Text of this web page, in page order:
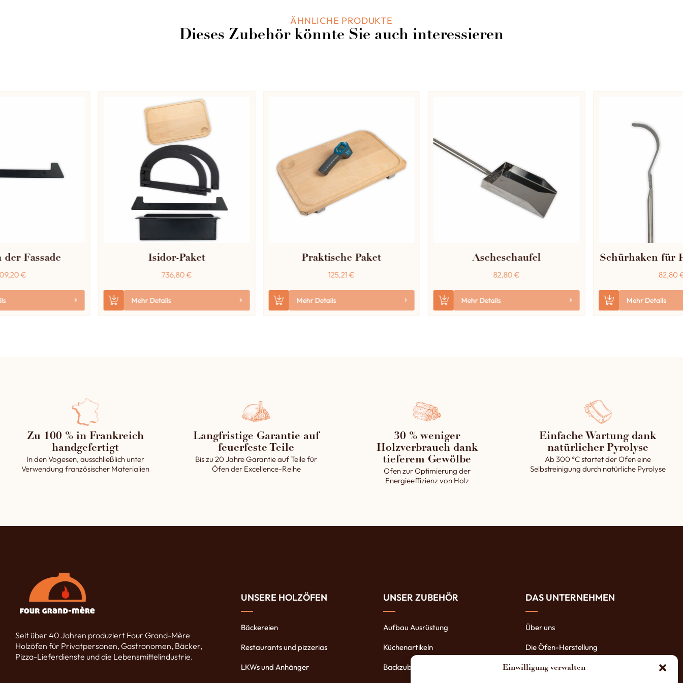
Einwilligung verwalten
Leider entsprechen keine Rezensionen deiner aktuellen Auswahl
ÄHNLICHE PRODUKTE
Dieses Zubehör könnte Sie auch interessieren
der Fassade
€
Isidor-Paket
736,80€
Mehr Details
Praktische Paket
125,21€
Mehr Details
Ascheschaufel
82,80€
Mehr Details
Schürhaken für
82,80
Mehr Details
Zu 100 % in Frankreich
handgefertigt
In den Vogesen, ausschließlich unter
Verwendung französischer Materialien
Langfristige Garantie auf
feuerfeste Teile
Bis zu 20 Jahre Garantie auf Teile für
Öfen der Excellence-Reihe
30 % weniger
Holzverbrauch dank
tieferem Gewölbe
Ofen zur Optimierung der
Energieeffizienz von Holz
Einfache Wartung dank
natürlicher Pyrolyse
Ab 300 °C startet der Ofen eine
Selbstreinigung durch natürliche Pyrolyse
Seit über 40 Jahren produziert Four Grand-Mère
Holzöfen für Privatpersonen, Gastronomen, Bäcker,
Pizza-Lieferdienste und die Lebensmittelindustrie.
UNSERE HOLZÖFEN
Bäckereien
Restaurants und pizzerias
LKWs und Anhänger
UNSER ZUBEHÖR
Aufbau Ausrüstung
Küchenartikeln
Backzubehöre
DAS UNTERNEHMEN
Über uns
Die Öfen-Herstellung
Die Vorteile unserer Öfen